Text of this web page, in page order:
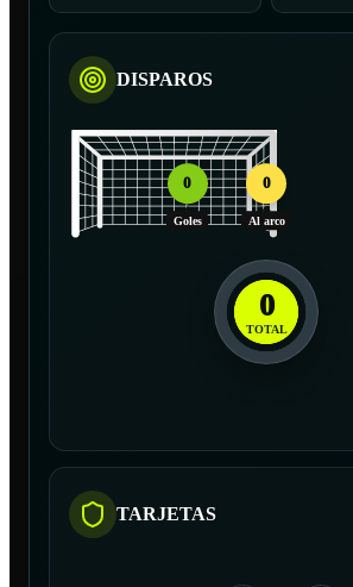
DISPAROS
0
Goles
0
Al arco
0
TOTAL
TARJETAS